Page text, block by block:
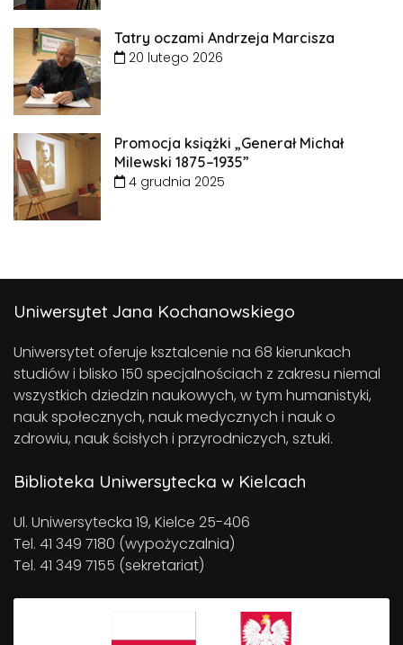
Tatry oczami Andrzeja Marcisza
20 lutego 2026
Promocja książki „Generał Michał
Milewski 1875–1935”
4 grudnia 2025
Uniwersytet Jana Kochanowskiego
Uniwersytet oferuje ksztalcenie na 68 kierunkach
studiów i blisko 150 specjalnościach z zakresu niemal
wszystkich dziedzin naukowych, w tym humanistyki,
nauk społecznych, nauk medycznych i nauk o
zdrowiu, nauk ścisłych i przyrodniczych, sztuki.
Biblioteka Uniwersytecka w Kielcach
Ul. Uniwersytecka 19, Kielce 25-406
Tel. 41 349 7180 (wypożyczalnia)
Tel. 41 349 7155 (sekretariat)